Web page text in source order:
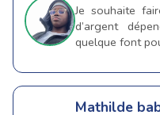
Je souhaite
d’argent
quelque font
Mathilde